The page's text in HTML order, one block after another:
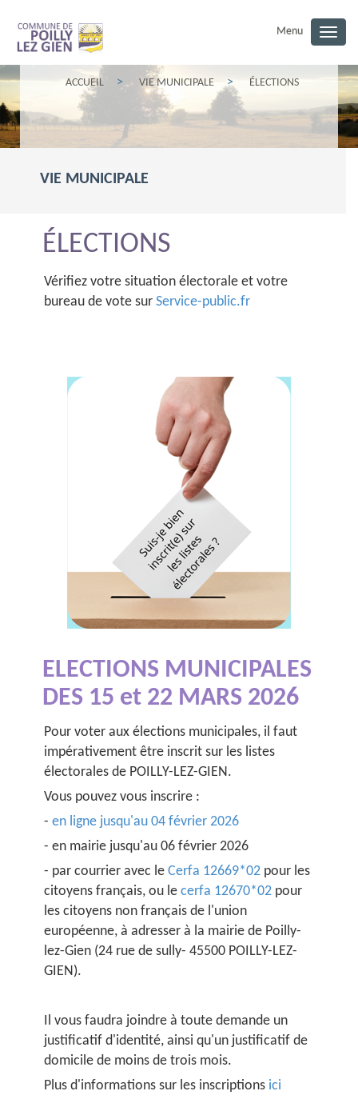
Menu
ACCUEIL VIE MUNICIPALE ÉLECTIONS
VIE MUNICIPALE
ÉLECTIONS
Vérifiez votre situation électorale et votre
bureau de vote surService-public.fr
ELECTIONS MUNICIPALES
DES 15 et 22 MARS 2026
Pour voter aux élections municipales, il faut
impérativement être inscrit sur les listes
électorales de POILLY-LEZ-GIEN.
Vous pouvez vous inscrire :
-en ligne jusqu'au 04 février 2026
- en mairie jusqu'au 06 février 2026
- par courrier avec leCerfa 12669*02 pour les
citoyens français, ou lecerfa 12670*02 pour
les citoyens non français de l'union
européenne, à adresser à la mairie de Poilly-
lez-Gien (24 rue de sully- 45500 POILLY-LEZ-
GIEN).
Il vous faudra joindre à toute demande un
justificatif d'identité, ainsi qu'un justificatif de
domicile de moins de trois mois.
Plus d'informations sur les inscriptions ici